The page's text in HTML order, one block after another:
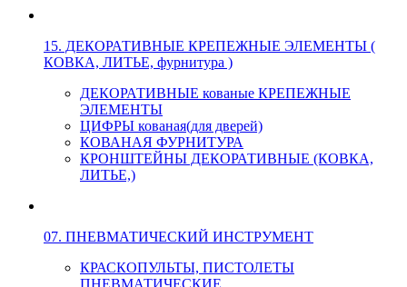
15. ДЕКОРАТИВНЫЕ КРЕПЕЖНЫЕ ЭЛЕМЕНТЫ (
КОВКА, ЛИТЬЕ, фурнитура )
ДЕКОРАТИВНЫЕ кованые КРЕПЕЖНЫЕ
ЭЛЕМЕНТЫ
ЦИФРЫ кованая(для дверей)
КОВАНАЯ ФУРНИТУРА
КРОНШТЕЙНЫ ДЕКОРАТИВНЫЕ (КОВКА,
ЛИТЬЕ,)
07. ПНЕВМАТИЧЕСКИЙ ИНСТРУМЕНТ
КРАСКОПУЛЬТЫ, ПИСТОЛЕТЫ
ПНЕВМАТИЧЕСКИЕ